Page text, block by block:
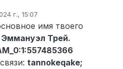
г., 15:07
имя твоего
Эммануэл Трей.
tannokeqake;